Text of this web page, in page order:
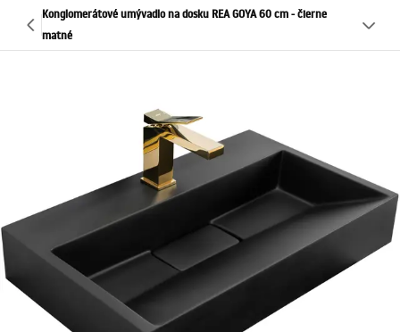
Konglomerátové umývadlo na dosku REA GOYA 60 cm - čierne
matné